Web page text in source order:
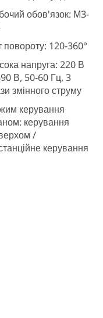
обов'язок: М3-
повороту: 120-360°
напруга: 220 В
В, 50-60 Гц, 3
змінного струму
керування
керування
/
керування